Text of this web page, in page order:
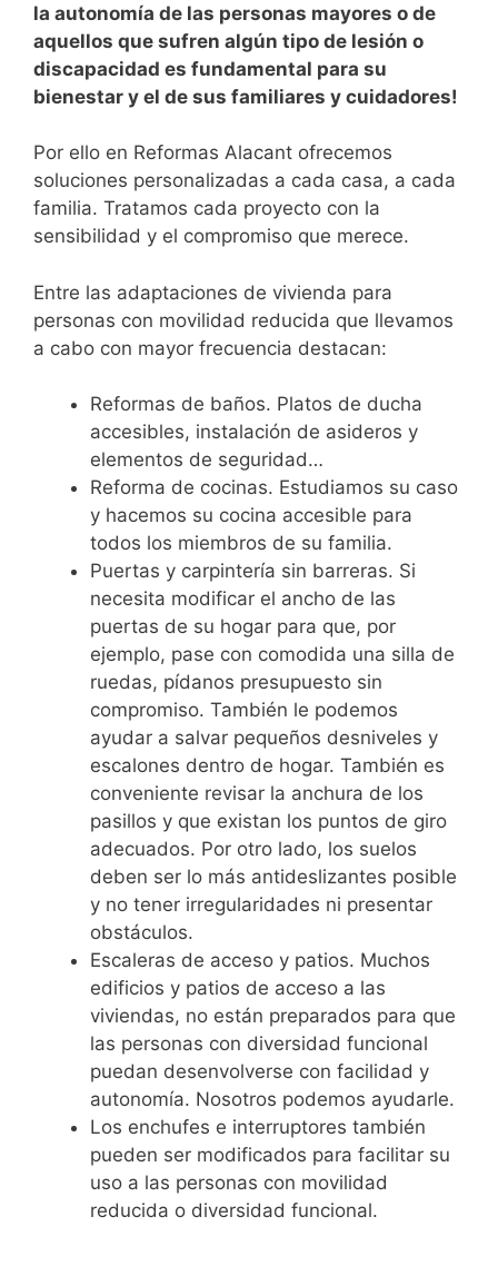
la autonomía de las personas mayores o de
aquellos que sufren algún tipo de lesión o
discapacidad es fundamental para su
bienestar y el de sus familiares y cuidadores!
Por ello en Reformas Alacant ofrecemos
soluciones personalizadas a cada casa, a cada
familia. Tratamos cada proyecto con la
sensibilidad y el compromiso que merece.
Entre las adaptaciones de vivienda para
personas con movilidad reducida que llevamos
a cabo con mayor frecuencia destacan:
Reformas de baños. Platos de ducha
accesibles, instalación de asideros y
elementos de seguridad…
Reforma de cocinas. Estudiamos su caso
y hacemos su cocina accesible para
todos los miembros de su familia.
Puertas y carpintería sin barreras. Si
necesita modificar el ancho de las
puertas de su hogar para que, por
ejemplo, pase con comodida una silla de
ruedas, pídanos presupuesto sin
compromiso. También le podemos
ayudar a salvar pequeños desniveles y
escalones dentro de hogar. También es
conveniente revisar la anchura de los
pasillos y que existan los puntos de giro
adecuados. Por otro lado, los suelos
deben ser lo más antideslizantes posible
y no tener irregularidades ni presentar
obstáculos.
Escaleras de acceso y patios. Muchos
edificios y patios de acceso a las
viviendas, no están preparados para que
las personas con diversidad funcional
puedan desenvolverse con facilidad y
autonomía. Nosotros podemos ayudarle.
Los enchufes e interruptores también
pueden ser modificados para facilitar su
uso a las personas con movilidad
reducida o diversidad funcional.